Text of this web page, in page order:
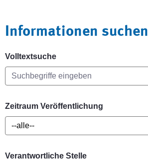
Informationen suchen
Volltextsuche
Zeitraum Veröffentlichung
Verantwortliche Stelle